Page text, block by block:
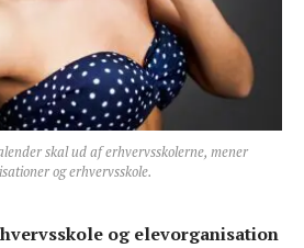
skal ud af erhvervsskolerne, mener
og erhvervsskole.
og elevorganisation